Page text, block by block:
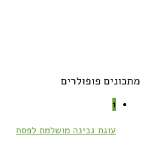
מתכונים פופולרים
1
עוגת גבינה מושלמת לפסח